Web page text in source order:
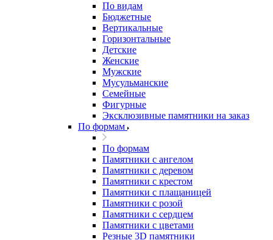
По видам
Бюджетные
Вертикальные
Горизонтальные
Детские
Женские
Мужские
Мусульманские
Семейные
Фигурные
Эксклюзивные памятники на заказ
По формам
По формам
Памятники с ангелом
Памятники с деревом
Памятники с крестом
Памятники с плащаницей
Памятники с розой
Памятники с сердцем
Памятники с цветами
Резные 3D памятники